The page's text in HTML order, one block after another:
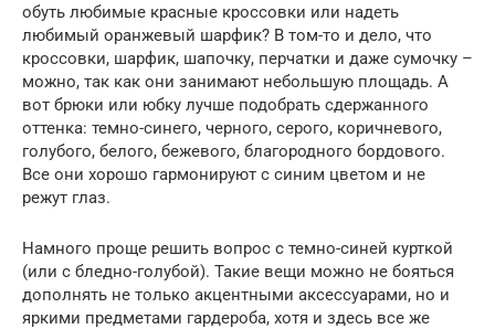
обуть любимые красные кроссовки или надеть
любимый оранжевый шарфик? В том-то и дело, что
кроссовки, шарфик, шапочку, перчатки и даже сумочку –
можно, так как они занимают небольшую площадь. А
вот брюки или юбку лучше подобрать сдержанного
оттенка: темно-синего, черного, серого, коричневого,
голубого, белого, бежевого, благородного бордового.
Все они хорошо гармонируют с синим цветом и не
режут глаз.
Намного проще решить вопрос с темно-синей курткой
(или с бледно-голубой). Такие вещи можно не бояться
дополнять не только акцентными аксессуарами, но и
яркими предметами гардероба, хотя и здесь все же